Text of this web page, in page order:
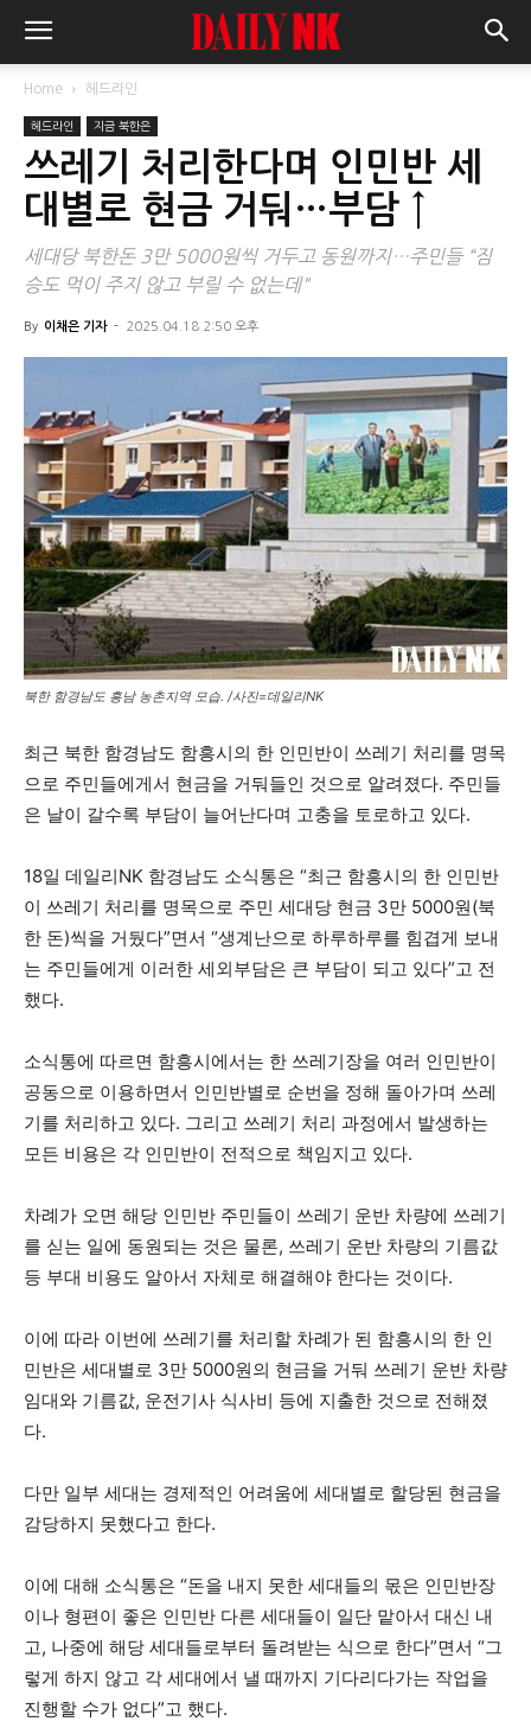
Home 헤드라인
헤드라인 지금 북한은
쓰레기 처리한다며 인민반 세
대별로 현금 거둬…부담 ↑
세대당 북한돈 3만 5000원씩 거두고 동원까지…주민들 “짐
승도 먹이 주지 않고 부릴 수 없는데"
By 이채은 기자 - 2025.04.18 2:50 오후
북한 함경남도 흥남 농촌지역 모습. /사진=데일리NK
최근 북한 함경남도 함흥시의 한 인민반이 쓰레기 처리를 명목
으로 주민들에게서 현금을 거둬들인 것으로 알려졌다. 주민들
은 날이 갈수록 부담이 늘어난다며 고충을 토로하고 있다.
18일 데일리NK 함경남도 소식통은 “최근 함흥시의 한 인민반
이 쓰레기 처리를 명목으로 주민 세대당 현금 3만 5000원(북
한 돈)씩을 거뒀다”면서 “생계난으로 하루하루를 힘겹게 보내
는 주민들에게 이러한 세외부담은 큰 부담이 되고 있다”고 전
했다.
소식통에 따르면 함흥시에서는 한 쓰레기장을 여러 인민반이
공동으로 이용하면서 인민반별로 순번을 정해 돌아가며 쓰레
기를 처리하고 있다. 그리고 쓰레기 처리 과정에서 발생하는
모든 비용은 각 인민반이 전적으로 책임지고 있다.
차례가 오면 해당 인민반 주민들이 쓰레기 운반 차량에 쓰레기
를 싣는 일에 동원되는 것은 물론, 쓰레기 운반 차량의 기름값
등 부대 비용도 알아서 자체로 해결해야 한다는 것이다.
이에 따라 이번에 쓰레기를 처리할 차례가 된 함흥시의 한 인
민반은 세대별로 3만 5000원의 현금을 거둬 쓰레기 운반 차량
임대와 기름값, 운전기사 식사비 등에 지출한 것으로 전해졌
다.
다만 일부 세대는 경제적인 어려움에 세대별로 할당된 현금을
감당하지 못했다고 한다.
이에 대해 소식통은 “돈을 내지 못한 세대들의 몫은 인민반장
이나 형편이 좋은 인민반 다른 세대들이 일단 맡아서 대신 내
고, 나중에 해당 세대들로부터 돌려받는 식으로 한다”면서 “그
렇게 하지 않고 각 세대에서 낼 때까지 기다리다가는 작업을
진행할 수가 없다”고 했다.